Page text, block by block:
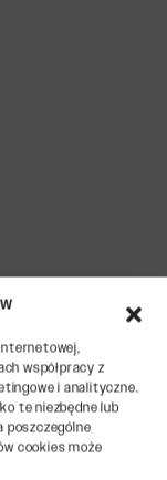
współpracy z
i analityczne.
te niezbędne lub
poszczególne
cookies może